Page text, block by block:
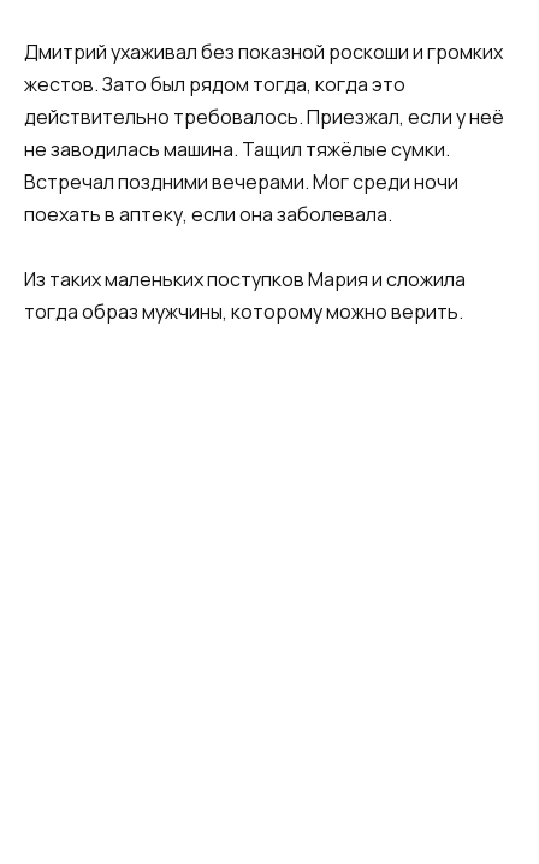
Дмитрий ухаживал без показной роскоши и громких
жестов. Зато был рядом тогда, когда это
действительно требовалось. Приезжал, если у неё
не заводилась машина. Тащил тяжёлые сумки.
Встречал поздними вечерами. Мог среди ночи
поехать в аптеку, если она заболевала.
Из таких маленьких поступков Мария и сложила
тогда образ мужчины, которому можно верить.